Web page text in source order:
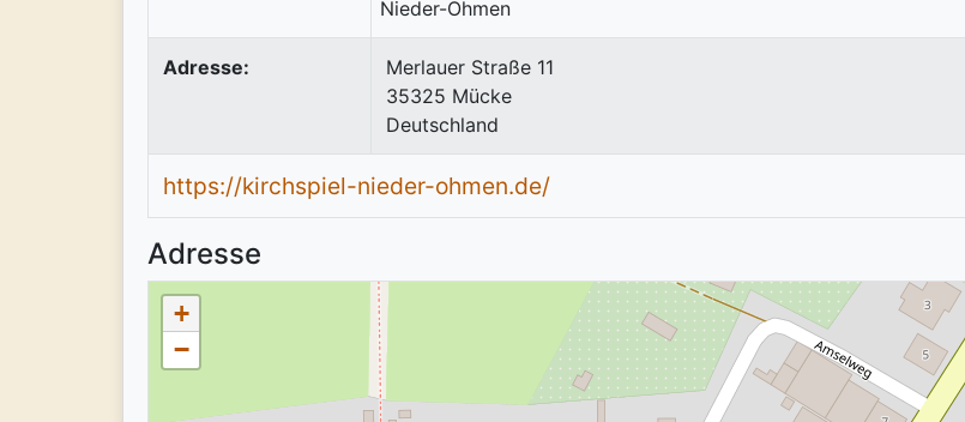
Adresse:
Merlauer Straße 11
35325 Mücke
Deutschland
https://kirchspiel-nieder-ohmen.de/
Adresse
+
−